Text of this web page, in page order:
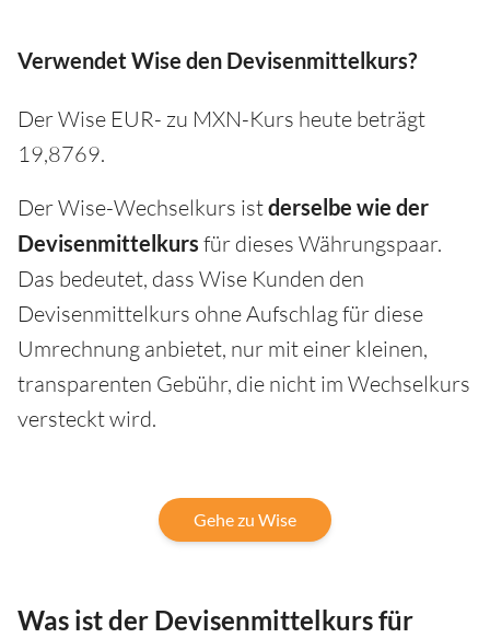
Verwendet Wise den Devisenmittelkurs?
Der Wise EUR- zu MXN-Kurs heute beträgt
19,8769.
Der Wise-Wechselkurs istderselbe wie der
Devisenmittelkurs für dieses Währungspaar.
Das bedeutet, dass Wise Kunden den
Devisenmittelkurs ohne Aufschlag für diese
Umrechnung anbietet, nur mit einer kleinen,
transparenten Gebühr, die nicht im Wechselkurs
versteckt wird.
Gehe zu Wise
Was ist der Devisenmittelkurs für